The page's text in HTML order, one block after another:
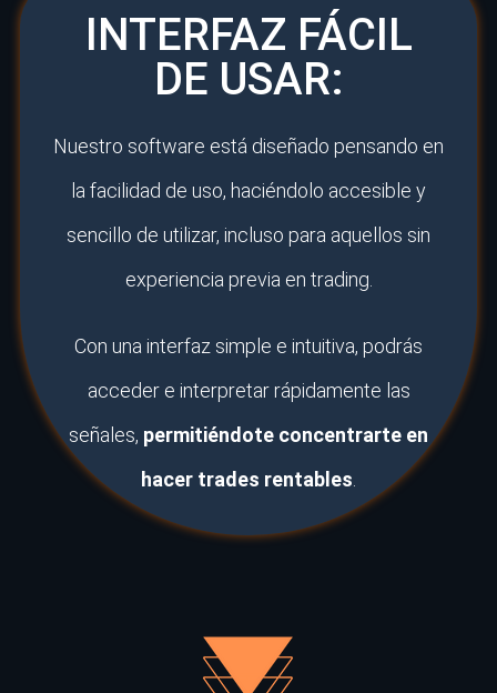
INTERFAZ FÁCIL
DE USAR:
Nuestro software está diseñado pensando en
la facilidad de uso, haciéndolo accesible y
sencillo de utilizar, incluso para aquellos sin
experiencia previa en trading.
Con una interfaz simple e intuitiva, podrás
acceder e interpretar rápidamente las
señales, permitiéndote concentrarte en
hacer trades rentables